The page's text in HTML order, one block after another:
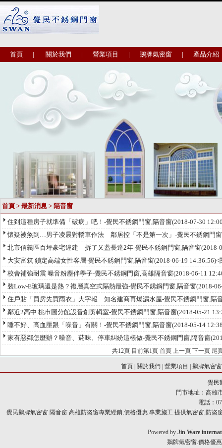
首頁 | 關於我們 | 營業項目 | 鵝牌氣密窗 | 產品介紹
首頁 > 最新消息 > 隔音窗
住到這種房子就準備「破病」吧！-覺民不銹鋼門窗,隔音窗(2018-07-30
懷疑被煞到…男子凌晨對轎車作法 鄰居控「不是第一次」-覺民不銹鋼門
北市信義區百坪豪宅違建 拆了又蓋長達2年-覺民不銹鋼門窗,隔音窗(2018-
大安富筑 鎖定高端女性客層-覺民不銹鋼門窗,隔音窗(2018-06-19 14:36:56)<
校舍補強耐震 噪音粉塵伴學子-覺民不銹鋼門窗,高雄隔音窗(2018-06-11
裝Low-E玻璃還是熱？複層真空式隔熱最強-覺民不銹鋼門窗,隔音窗(2018-
住戶貼「買房先買雨衣」大字報 知名建商再爆漏水屋-覺民不銹鋼門窗,隔
鄰近2高中 桃市圖分館設音創剪輯室-覺民不銹鋼門窗,隔音窗(2018-05-21
睡不好、高血壓跟「噪音」有關！-覺民不銹鋼門窗,隔音窗(2018-05-14
家有惡鄰怎麼辦？噪音、菸味、停車糾紛這樣做-覺民不銹鋼門窗,隔音窗
共12頁 目前第1頁 首頁 上一頁 下一頁 尾
首頁 關於我們 |營業項目 |鵝牌氣密窗
覺民
門市地址：高雄
電話：
覺民鵝牌氣密窗.隔音窗.高雄防盜窗專業經銷,價格優惠.專業施工.提供氣密窗,防
Powered byJin Ware
鵝牌氣密窗.價格優